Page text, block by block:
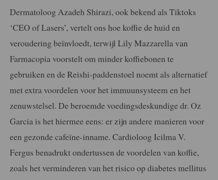
Dermatoloog Azadeh Shirazi, ook bekend als Tiktoks
‘CEO of Lasers’, vertelt ons hoe koffie de huid en
veroudering beïnvloedt, terwijl Lily Mazzarella van
Farmacopia voorstelt om minder koffiebonen te
gebruiken en de Reishi-paddenstoel noemt als alternatief
met extra voordelen voor het immuunsysteem en het
zenuwstelsel. De beroemde voedingsdeskundige dr. Oz
Garcia is het hiermee eens: er zijn andere manieren voor
een gezonde cafeïne-inname. Cardioloog Icilma V.
Fergus benadrukt ondertussen de voordelen van koffie,
zoals het verminderen van het risico op diabetes mellitus